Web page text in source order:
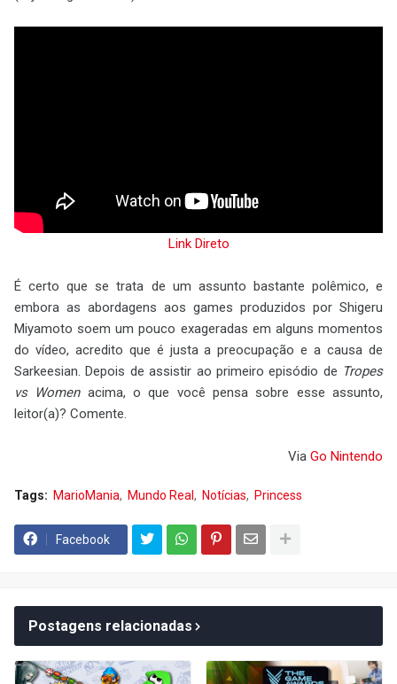
Link Direto
É certo que se trata de um assunto bastante polêmico, e
embora as abordagens aos games produzidos por Shigeru
Miyamoto soem um pouco exageradas em alguns momentos
do vídeo, acredito que é justa a preocupação e a causa de
Sarkeesian. Depois de assistir ao primeiro episódio de Tropes
vs Womenacima, o que você pensa sobre esse assunto,
leitor(a)? Comente.
Via Go Nintendo
Tags: MarioMania Mundo Real Notícias Princess
Facebook
Postagens relacionadas